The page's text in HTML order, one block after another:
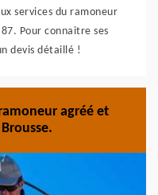
services du ramoneur
Pour connaitre ses
devis détaillé !
agréé et